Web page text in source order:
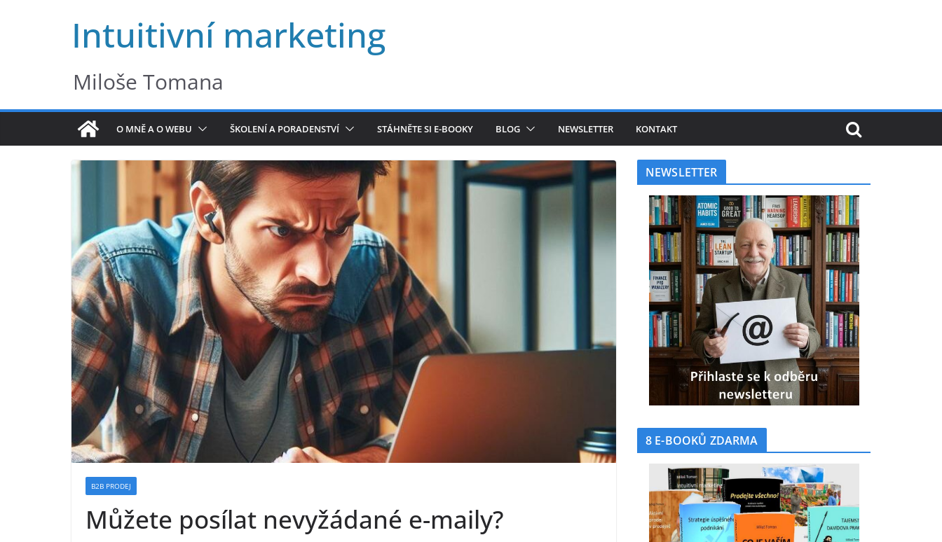
Intuitivní marketing
Miloše Tomana
O MNĚ A O WEBU ŠKOLENÍ A PORADENSTVÍ STÁHNĚTE SI E-BOOKY BLOG NEWSLETTER KONTAKT
B2B PRODEJ
Můžete posílat nevyžádané e-maily?
NEWSLETTER
8 E-BOOKŮ ZDARMA